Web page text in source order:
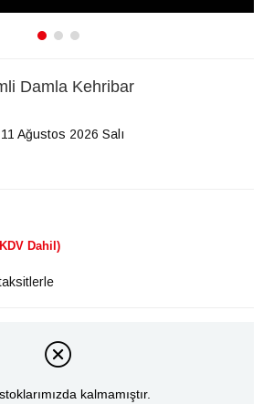
Damla Kehribar
11 Ağustos 2026 Salı
Dahil)
kalmamıştır.